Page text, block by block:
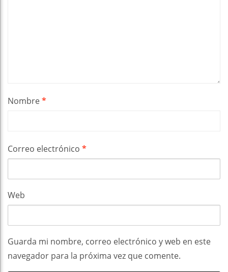
Nombre*
Correo electrónico *
Web
Guarda mi nombre, correo electrónico y web en este
navegador para la próxima vez que comente.